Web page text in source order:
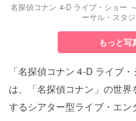
名探偵コナン 4-D ライブ・ショー
ーサル・スタ
もっと写
「名探偵コナン 4-D ライブ
は、「名探偵コナン」の世
するシアター型ライブ・エン